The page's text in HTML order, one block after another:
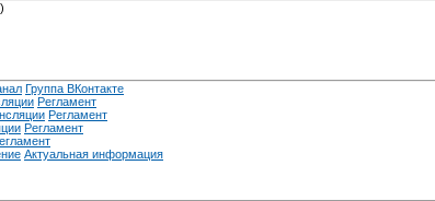
Группа ВКонтакте
Регламент
Регламент
Регламент
Актуальная информация